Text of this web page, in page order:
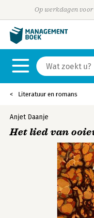
Op werkdagen
Literatuur en romans
Anjet Daanje
Het lied van